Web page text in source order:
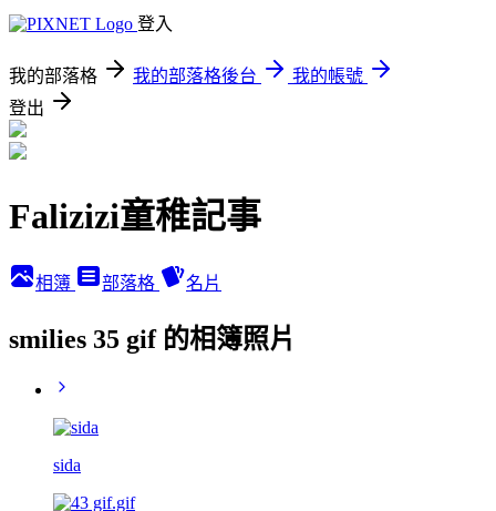
登入
我的部落格 我的部落格後台
我的帳號
登出
Falizizi童稚記事
相簿 部落格 名片
smilies 35 gif 的相簿照片
sida